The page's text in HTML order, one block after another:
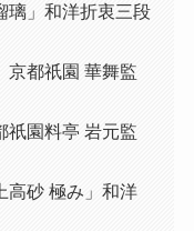
」和洋折衷三段
都祇園 華舞監
園料亭 岩元監
砂 極み」和洋